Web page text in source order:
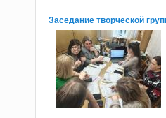
Заседание творческой